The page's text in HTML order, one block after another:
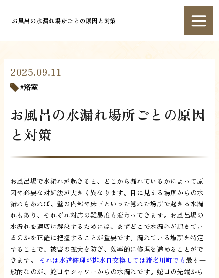
お風呂の水漏れ場所ごとの原因と対策
2025.09.11
浴室
お風呂の水漏れ場所ごとの原因
と対策
お風呂場で水漏れが起きると、どこから漏れているかによって原
因や必要な対処法が大きく異なります。目に見える場所からの水
漏れもあれば、壁の内部や床下といった隠れた場所で起きる水漏
れもあり、それぞれ対応の難易度も変わってきます。お風呂場の
水漏れを適切に解決するためには、まずどこで水漏れが起きてい
るのかを正確に把握することが重要です。漏れている場所を特定
することで、被害の拡大を防ぎ、効率的に修理を進めることがで
きます。
それは水道修理が排水口交換しては猪名川町でも最も一
般的なのが、蛇口やシャワーからの水漏れです。蛇口の先端から